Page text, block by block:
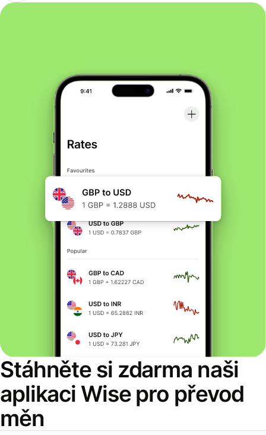
Stáhněte si zdarma naši
aplikaci Wise pro převod
měn